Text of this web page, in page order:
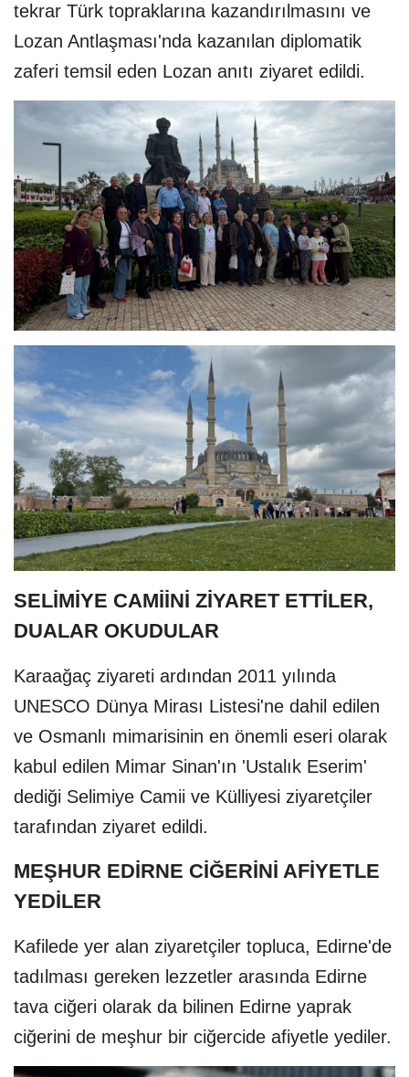
tekrar Türk topraklarına kazandırılmasını ve
Lozan Antlaşması'nda kazanılan diplomatik
zaferi temsil eden Lozan anıtı ziyaret edildi.
SELİMİYE CAMİİNİ ZİYARET ETTİLER,
DUALAR OKUDULAR
Karaağaç ziyareti ardından 2011 yılında
UNESCO Dünya Mirası Listesi'ne dahil edilen
ve Osmanlı mimarisinin en önemli eseri olarak
kabul edilen Mimar Sinan'ın 'Ustalık Eserim'
dediği Selimiye Camii ve Külliyesi ziyaretçiler
tarafından ziyaret edildi.
MEŞHUR EDİRNE CİĞERİNİ AFİYETLE
YEDİLER
Kafilede yer alan ziyaretçiler topluca, Edirne'de
tadılması gereken lezzetler arasında Edirne
tava ciğeri olarak da bilinen Edirne yaprak
ciğerini de meşhur bir ciğercide afiyetle yediler.